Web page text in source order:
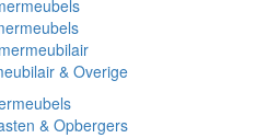
& Overige
& Opbergers